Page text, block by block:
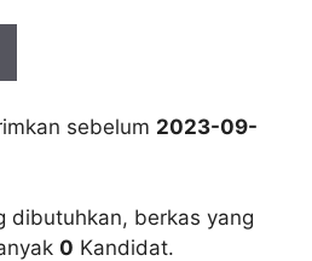
sebelum 2023-09-
dibutuhkan, berkas yang
0 Kandidat.